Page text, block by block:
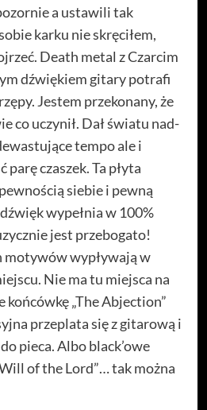
a ustawili tak
karku nie skręciłem,
Death metal z Czarcim
dźwiękiem gitary potrafi
Jestem przekonany, że
co uczynił. Dał światu nad-
tempo ale i
czaszek. Ta płyta
siebie i pewną
wypełnia w 100%
jest przebogato!
motywów wypływają w
Nie ma tu miejsca na
końcówkę „The Abjection”
przeplata się z gitarową i
pieca. Albo black’owe
of the Lord”… tak można